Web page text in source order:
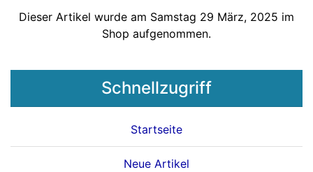
Dieser Artikel wurde am Samstag 29 März, 2025 im
Shop aufgenommen.
Schnellzugriff
Startseite
Neue Artikel